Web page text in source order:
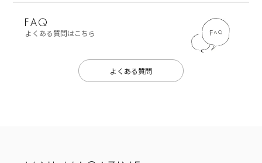
よくある質問はこちら
よくある質問